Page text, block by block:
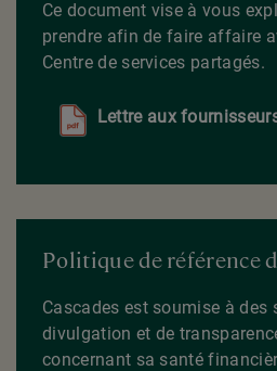
Ce document vise à vous
prendre afin de faire affaire
Centre de services partagés.
Lettre aux
Politique de référence
Cascades est soumise à des
divulgation et de
concernant sa santé